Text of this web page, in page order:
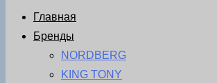
Главная
Бренды
NORDBERG
KING TONY